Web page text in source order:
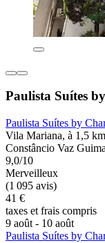
Paulista Suítes
Paulista Suítes by
Vila Mariana, à 1,5
Constâncio Vaz
9,0/10
Merveilleux
(1 095 avis)
41 €
taxes et frais compris
9 août - 10 août
Paulista Suítes by